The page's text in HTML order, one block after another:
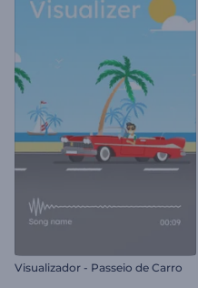
Visualizador - Passeio de Carro